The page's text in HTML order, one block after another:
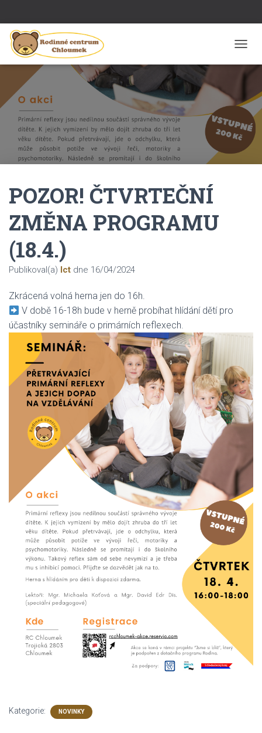
Ř
E
O
T
N
A
V
POZOR! ČTVRTEČNÍ
ZMĚNA PROGRAMU
(18.4.)
Publikoval(a) Ict dne 16/04/2024
Zkrácená volná herna jen do 16h.
V době 16-18h bude v herně probíhat hlídání dětí pro
účastníky semináře o primárních reflexech.
Kategorie: NOVINKY